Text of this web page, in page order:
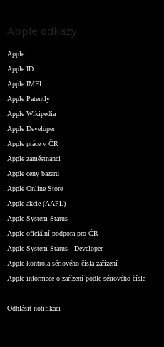
Apple odkazy
Apple
Apple ID
Apple IMEI
Apple Patently
Apple Wikipedia
Apple Developer
Apple práce v ČR
Apple zaměstnanci
Apple ceny bazaru
Apple Online Store
Apple akcie (AAPL)
Apple System Status
Apple oficiální podpora pro ČR
Apple System Status - Developer
Apple kontrola sériového čísla zařízení
Apple informace o zařízení podle sériového čísla
Odhlásit notifikaci